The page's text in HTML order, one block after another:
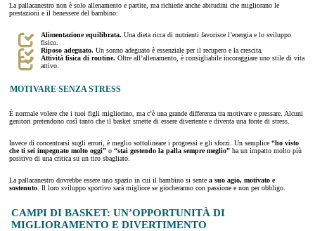
La pallacanestro non è solo allenamento e partite, ma richiede anche abitudini che migliorano le
prestazioni e il benessere del bambino:
Alimentazione equilibrata. Una dieta ricca di nutrienti favorisce l’energia e lo sviluppo
fisico.
Riposo adeguato. Un sonno adeguato è essenziale per il recupero e la crescita.
Attività fisica di routine. Oltre all’allenamento, è consigliabile incoraggiare uno stile di vita
attivo.
MOTIVARE SENZA STRESS
È normale volere che i tuoi figli migliorino, ma c’è una grande differenza tra motivare e pressare. Alcuni
genitori pretendono così tanto che il basket smette di essere divertente e diventa una fonte di stress.
Invece di concentrarsi sugli errori, è meglio sottolineare i progressi e gli sforzi. Un semplice “ho visto
che ti sei impegnato molto oggi” o “stai gestendo la palla sempre meglio” ha un impatto molto più
positivo di una critica su un tiro sbagliato.
La pallacanestro dovrebbe essere uno spazio in cui il bambino si sente a suo agio, motivato e
sostenuto . Il loro sviluppo sportivo sarà migliore se giocheranno con passione e non per obbligo.
CAMPI DI BASKET: UN’OPPORTUNITÀ DI
MIGLIORAMENTO E DIVERTIMENTO